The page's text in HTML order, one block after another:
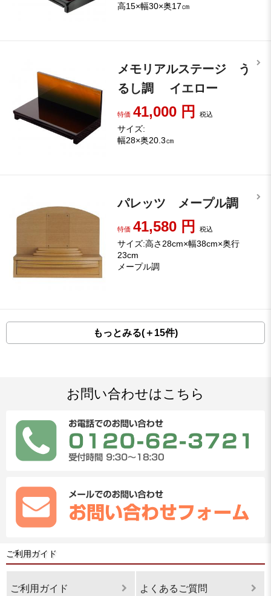
高15×幅30×奥17㎝
メモリアルステージ う
るし調 イエロー
特価 41,000 円税込
サイズ:
幅28×奥20.3㎝
パレッツ メープル調
特価 41,580 円税込
サイズ:高さ28cm×幅38cm×奥行
23cm
メープル調
もっとみる(＋15件)
お問い合わせはこちら
ご利用ガイド
ご利用ガイド よくあるご質問